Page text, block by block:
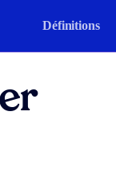
Définitions